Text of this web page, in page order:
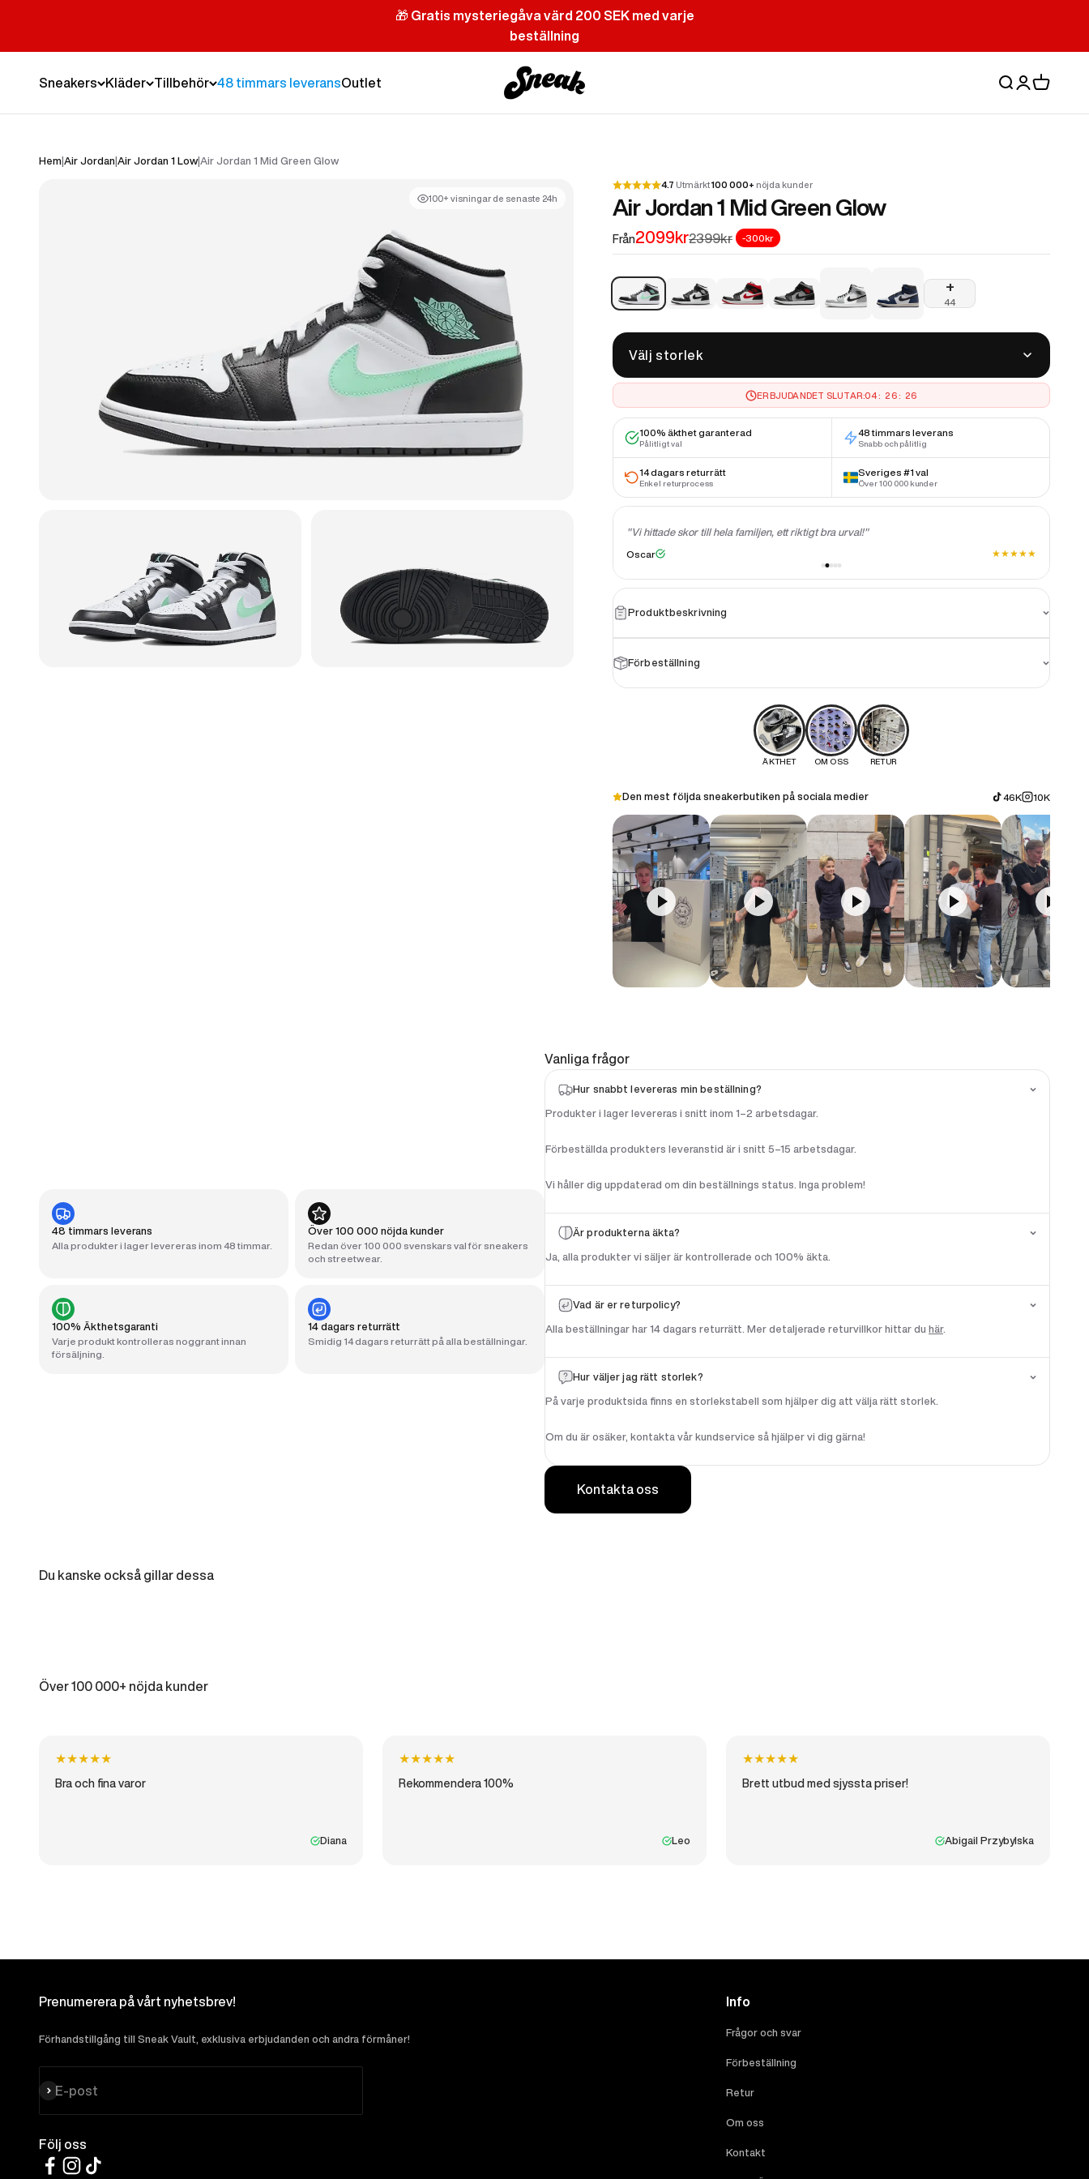
🎁 Gratis mysteriegåva värd 200 SEK med varje
beställning
Sneakers Kläder Tillbehör 48 timmars leveransOutlet
Sneak
SökLogga in
Varukorg
Hem Air Jordan Air Jordan 1 Low|Air Jordan 1 Mid Green Glow
100+ visningar de senaste 24h
4.7 Utmärkt100 000+ nöjda kunder
Air Jordan 1 Mid Green Glow
FrånREA-pris
2099krPris
2399kr -300kr
Air Jordan 1 Mid Green Glow
Air Jordan 1 Mid Panda
Air Jordan 1 Mid Gym Red Black White
Air Jordan 1 Mid Shadow Red
Air Jordan 1 Mid Light Smoke Grey
Air Jordan 1 Retro High OG Midnight
+
44
Välj storlek
ERBJUDANDET SLUTAR:04: 26: 25
100% äkthet garanterad
Pålitligt val
48 timmars leverans
Snabb och pålitlig
14 dagars returrätt
Enkel returprocess
Sveriges #1 val
Över 100 000 kunder
★★
"Vi hittade skor till hela familjen, ett riktigt bra urval!"
Oscar ★★★★★
Produktbeskrivning
Förbeställning
ÄKTHET OM OSS RETUR
Den mest följda sneakerbutiken på sociala medier 46K 10K
48 timmars leverans
Alla produkter i lager levereras inom 48 timmar.
Över 100 000 nöjda kunder
Redan över 100 000 svenskars val för sneakers
och streetwear.
100% Äkthetsgaranti
Varje produkt kontrolleras noggrant innan
försäljning.
14 dagars returrätt
Smidig 14 dagars returrätt på alla beställningar.
Vanliga frågor
Hur snabbt levereras min beställning?
Produkter i lager levereras i snitt inom 1–2 arbetsdagar.
Förbeställda produkters leveranstid är i snitt 5–15 arbetsdagar.
Vi håller dig uppdaterad om din beställnings status. Inga problem!
Är produkterna äkta?
Ja, alla produkter vi säljer är kontrollerade och 100% äkta.
Vad är er returpolicy?
Alla beställningar har 14 dagars returrätt. Mer detaljerade returvillkor hittar du här.
Hur väljer jag rätt storlek?
På varje produktsida finns en storlekstabell som hjälper dig att välja rätt storlek.
Om du är osäker, kontakta vår kundservice så hjälper vi dig gärna!
Kontakta oss
Du kanske också gillar dessa
Över 100 000+ nöjda kunder
★★★★★
Bra och fina varor
Diana
★★★★★
Rekommendera 100%
Leo
★★★★★
Brett utbud med sjyssta priser!
Abigail Przybylska
Prenumerera på vårt nyhetsbrev!
Förhandstillgång till Sneak Vault, exklusiva erbjudanden och andra förmåner!
E-post
Prenumerera
Följ oss
Info
Frågor och svar
Förbeställning
Retur
Om oss
Kontakt